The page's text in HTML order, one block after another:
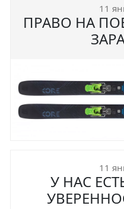
11
ПРАВО НА
11
У НАС